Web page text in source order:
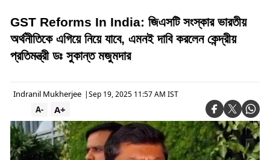
GST Reforms In India: জিএসটি সংস্কার ভারতীয়
অর্থনীতিকে এগিয়ে নিয়ে যাবে, এমনই দাবি করলেন কেন্দ্রীয়
প্রতিমন্ত্রী ডঃ সুকান্ত মজুমদার
Indranil Mukherjee |Sep 19, 2025 11:57 AM IST
A+
A-